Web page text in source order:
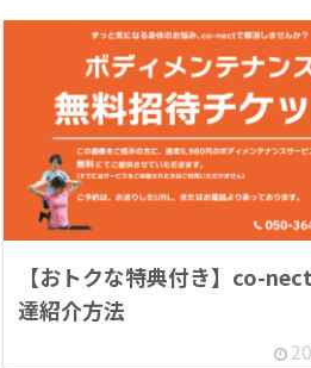
【おトクな特典付き】co-
達紹介方法